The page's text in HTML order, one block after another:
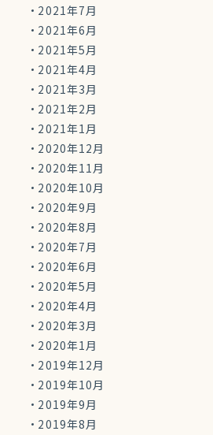
2021年7月
2021年6月
2021年5月
2021年4月
2021年3月
2021年2月
2021年1月
2020年12月
2020年11月
2020年10月
2020年9月
2020年8月
2020年7月
2020年6月
2020年5月
2020年4月
2020年3月
2020年1月
2019年12月
2019年10月
2019年9月
2019年8月